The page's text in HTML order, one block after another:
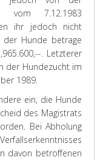
vom 7.12.1983
ihr jedoch nicht
der Hunde betrage
. Letzterer
der Hundezucht im
1989.
ein, die Hunde
des Magistrats
Bei Abholung
davon betroffenen